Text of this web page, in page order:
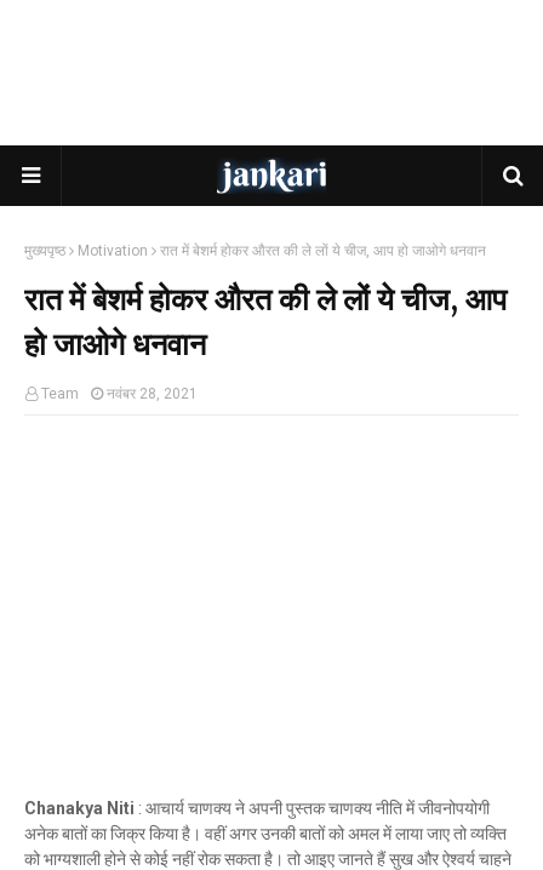
मुख्यपृष्ठ Motivation रात में बेशर्म होकर औरत की ले लों ये चीज, आप हो जाओगे धनवान
रात में बेशर्म होकर औरत की ले लों ये चीज, आप
हो जाओगे धनवान
Team नवंबर 28, 2021
Chanakya Niti : आचार्य चाणक्य ने अपनी पुस्तक चाणक्य नीति में जीवनोपयोगी
अनेक बातों का जिक्र किया है। वहीं अगर उनकी बातों को अमल में लाया जाए तो व्यक्ति
को भाग्यशाली होने से कोई नहीं रोक सकता है। तो आइए जानते हैं सुख और ऐश्वर्य चाहने